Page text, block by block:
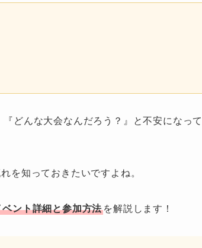
どんな大会なんだろう？』と不安になっ
を知っておきたいですよね。
ント詳細と参加方法 を解説します！